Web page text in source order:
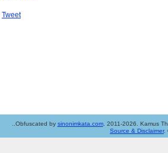
Tweet
..Obfuscated by sinonimkata.com. 2011-2026. Kamus
Source & Disclaimer.